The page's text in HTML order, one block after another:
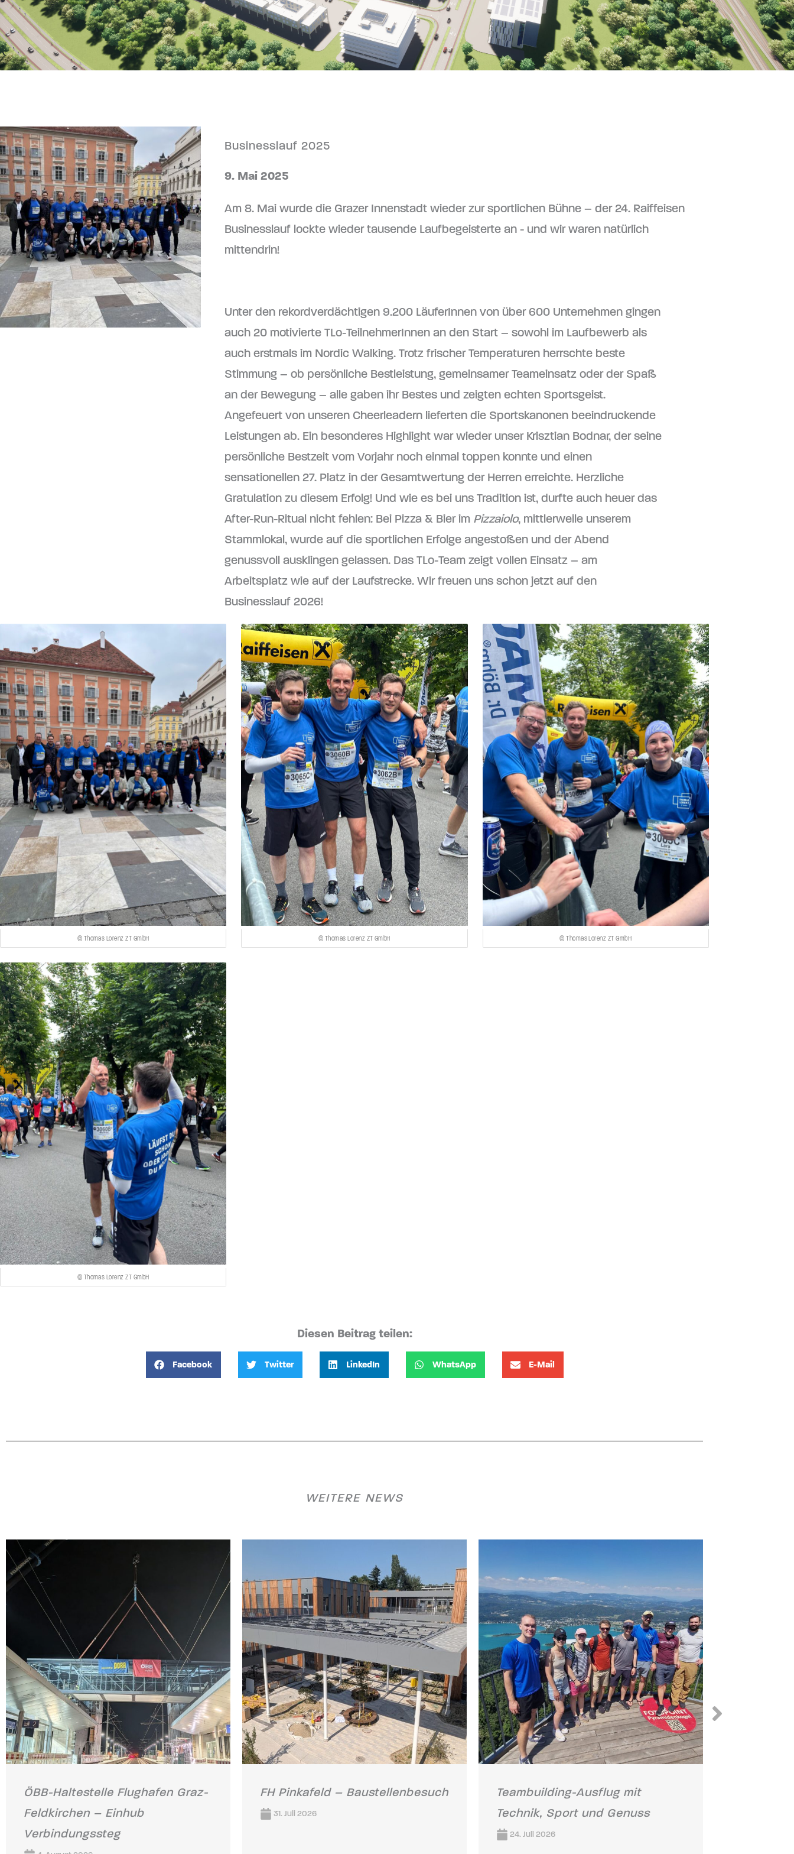
Businesslauf 2025
9. Mai 2025
Am 8. Mai wurde die Grazer Innenstadt wieder zur sportlichen Bühne – der 24. Raiffeisen
Businesslauf lockte wieder tausende Laufbegeisterte an - und wir waren natürlich
mittendrin!
Unter den rekordverdächtigen 9.200 LäuferInnen von über 600 Unternehmen gingen
auch 20 motivierte TLo-TeilnehmerInnen an den Start – sowohl im Laufbewerb als
auch erstmals im Nordic Walking. Trotz frischer Temperaturen herrschte beste
Stimmung – ob persönliche Bestleistung, gemeinsamer Teameinsatz oder der Spaß
an der Bewegung – alle gaben ihr Bestes und zeigten echten Sportsgeist.
Angefeuert von unseren Cheerleadern lieferten die Sportskanonen beeindruckende
Leistungen ab. Ein besonderes Highlight war wieder unser Krisztian Bodnar, der seine
persönliche Bestzeit vom Vorjahr noch einmal toppen konnte und einen
sensationellen 27. Platz in der Gesamtwertung der Herren erreichte. Herzliche
Gratulation zu diesem Erfolg! Und wie es bei uns Tradition ist, durfte auch heuer das
After-Run-Ritual nicht fehlen: Bei Pizza & Bier im Pizzaiolo, mittlerweile unserem
Stammlokal, wurde auf die sportlichen Erfolge angestoßen und der Abend
genussvoll ausklingen gelassen. Das TLo-Team zeigt vollen Einsatz – am
Arbeitsplatz wie auf der Laufstrecke. Wir freuen uns schon jetzt auf den
Businesslauf 2026!
© Thomas Lorenz ZT GmbH © Thomas Lorenz ZT GmbH © Thomas Lorenz ZT GmbH
© Thomas Lorenz ZT GmbH
Diesen Beitrag teilen:
Facebook Twitter LinkedIn WhatsApp E-Mail
WEITERE NEWS
ÖBB-Haltestelle Flughafen Graz-
Feldkirchen – Einhub
Verbindungssteg
FH Pinkafeld – Baustellenbesuch
31. Juli 2026
Teambuilding-Ausflug mit
Technik, Sport und Genuss
24. Juli 2026